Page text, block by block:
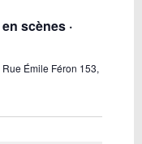
scènes ·
Rue Émile Féron 153,